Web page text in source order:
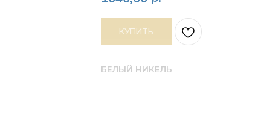
КУПИТЬ
БЕЛЫЙ НИКЕЛЬ